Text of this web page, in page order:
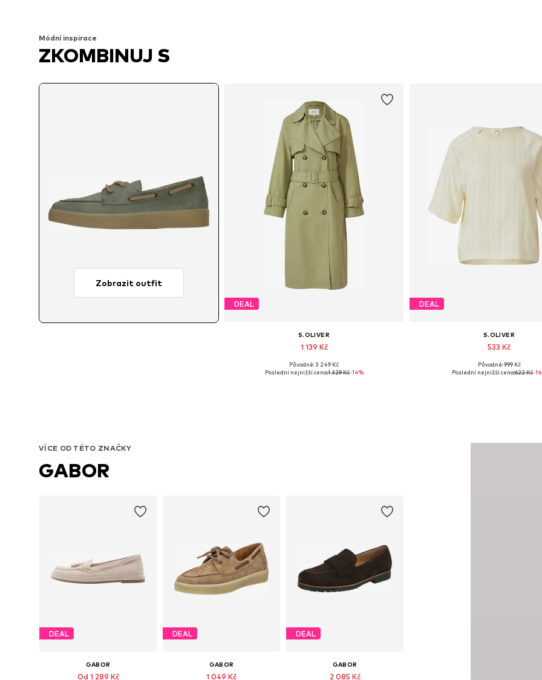
Módní inspirace
ZKOMBINUJ S
Zobrazit outfit
DEAL
S.OLIVER
1 139 Kč
Dostupné velikosti: XS, S, M, L, XXL
Původně: 3 249 Kč
Poslední nejnižší cena:1 329 Kč-14%
DEAL
S.OLIVER
533 Kč
Dostupné velikosti: S, L
Původně: 999 Kč
Poslední nejnižší cena:622 Kč-
VÍCE OD TÉTO ZNAČKY
GABOR
DEAL
GABOR
Od 1 289 Kč
DEAL
GABOR
1 049 Kč
DEAL
GABOR
2 085 Kč